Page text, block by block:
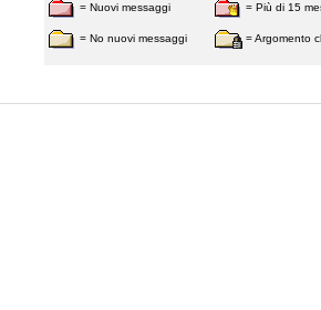
= Nuovi messaggi
= No nuovi messaggi
= Più di 15
= Argomento